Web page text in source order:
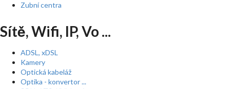
Zubní centra
Sítě, Wifi, IP, Vo ...
ADSL, xDSL
Kamery
Optická kabeláž
Optika - konvertor ...